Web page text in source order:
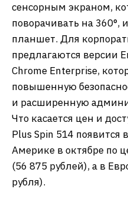
сенсорным экраном,
поворачивать на 360°,
планшет. Для
предлагаются версии
Chrome Enterprise,
повышенную
и расширенную
Что касается цен и
Plus Spin 514 появится
Америке в октябре по
(56 875 рублей), а в
рубля).